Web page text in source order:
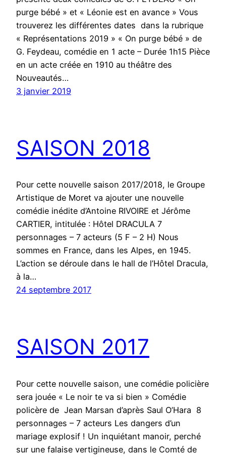
purge bébé » et « Léonie est en avance » Vous
trouverez les différentes dates dans la rubrique
« Représentations 2019 » « On purge bébé » de
G. Feydeau, comédie en 1 acte – Durée 1h15 Pièce
en un acte créée en 1910 au théâtre des
Nouveautés…
3 janvier 2019
SAISON 2018
Pour cette nouvelle saison 2017/2018, le Groupe
Artistique de Moret va ajouter une nouvelle
comédie inédite d’Antoine RIVOIRE et Jérôme
CARTIER, intitulée : Hôtel DRACULA 7
personnages – 7 acteurs (5 F – 2 H) Nous
sommes en France, dans les Alpes, en 1945.
L’action se déroule dans le hall de l’Hôtel Dracula,
à la…
24 septembre 2017
SAISON 2017
Pour cette nouvelle saison, une comédie policière
sera jouée « Le noir te va si bien » Comédie
policère de Jean Marsan d’après Saul O’Hara 8
personnages – 7 acteurs Les dangers d’un
mariage explosif ! Un inquiétant manoir, perché
sur une falaise vertigineuse, dans le Comté de